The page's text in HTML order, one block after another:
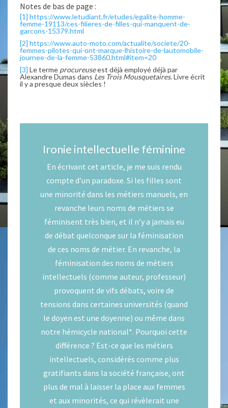
Notes de bas de page :
[1] https://www.letudiant.fr/etudes/egalite-homme-
femme-19113/ces-filieres-de-filles-qui-manquent-de-
garcons-15379.html
[2] https://www.auto-moto.com/actualite/societe/20-
femmes-pilotes-qui-ont-marque-lhistoire-de-lautomobile-
journee-de-la-femme-53860.html#item=20
[3] Le terme procureuseest déjà employé déjà par
Alexandre Dumas dans Les Trois Mousquetaires. Livre écrit
il y a presque deux siècles !
Ironie intellectuelle féminine
En écrivant cet article, je me suis rendu
compte d’un paradoxe. Si les filles sont
une minorité dans les métiers manuels, en
revanche leurs noms de métiers se
féminisent très bien, et il n’y a jamais eu
de débat quelconque sur la féminisation
de ces noms de métier. En revanche, la
féminisation des noms de métiers
intellectuels (comme auteur, professeur)
provoquent de vifs débats, voire de
tensions dans certaines universités (quand
le doyen est une doyenne) ou même dans
notre hémicycle national*. Pourquoi cette
différence ? Est-ce que les métiers
intellectuels, considérés comme plus
gratifiants dans la société française, ont
plus de mal à laisser la place aux femmes
et aux minorités, ce qui révèlerait une